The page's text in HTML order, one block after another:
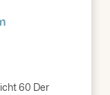
4.84 von 5
60 Der